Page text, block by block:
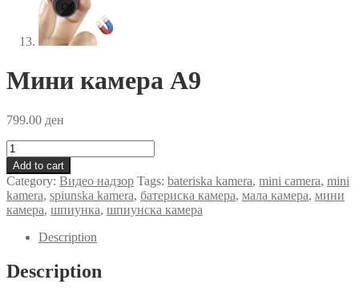
Мини камера А9
799.00 ден
Мини
камера
А9
quantity
Add to cart
Category: Видео надзор Tags: bateriska kamera, mini camera, mini
kamera, spiunska kamera, батериска камера, мала камера, мини
камера, шпиунка, шпиунска камера
Description
Description